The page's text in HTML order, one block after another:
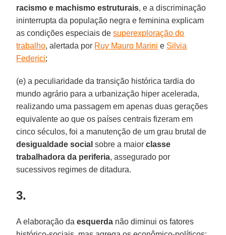
racismo e machismo estruturais, e a discriminação
ininterrupta da população negra e feminina explicam
as condições especiais desuperexploração do
trabalho, alertada por Ruy Mauro Marini e Silvia
Federici;
(e) a peculiaridade da transição histórica tardia do
mundo agrário para a urbanização hiper acelerada,
realizando uma passagem em apenas duas gerações
equivalente ao que os países centrais fizeram em
cinco séculos, foi a manutenção de um grau brutal de
desigualdade social sobre a maiorclasse
trabalhadora da periferia, assegurado por
sucessivos regimes de ditadura.
3.
A elaboração daesquerda não diminui os fatores